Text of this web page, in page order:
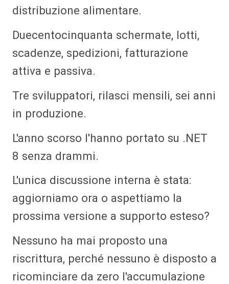
distribuzione alimentare.
Duecentocinquanta schermate, lotti,
scadenze, spedizioni, fatturazione
attiva e passiva.
Tre sviluppatori, rilasci mensili, sei anni
in produzione.
L'anno scorso l'hanno portato su .NET
8 senza drammi.
L'unica discussione interna è stata:
aggiorniamo ora o aspettiamo la
prossima versione a supporto esteso?
Nessuno ha mai proposto una
riscrittura, perché nessuno è disposto a
ricominciare da zero l'accumulazione